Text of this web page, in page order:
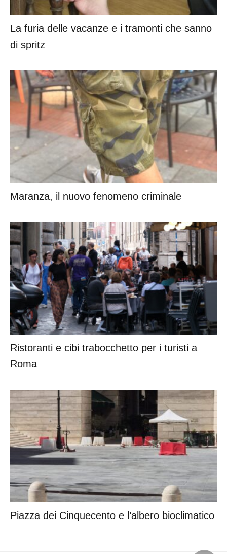
di spritz
Maranza, il nuovo fenomeno criminale
Ristoranti e cibi trabocchetto per i turisti a
Roma
Piazza dei Cinquecento e l’albero bioclimatico